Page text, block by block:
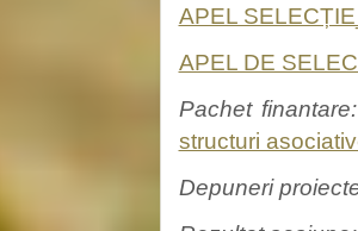
APEL
APEL DE
Pachet
structuri
Depuneri